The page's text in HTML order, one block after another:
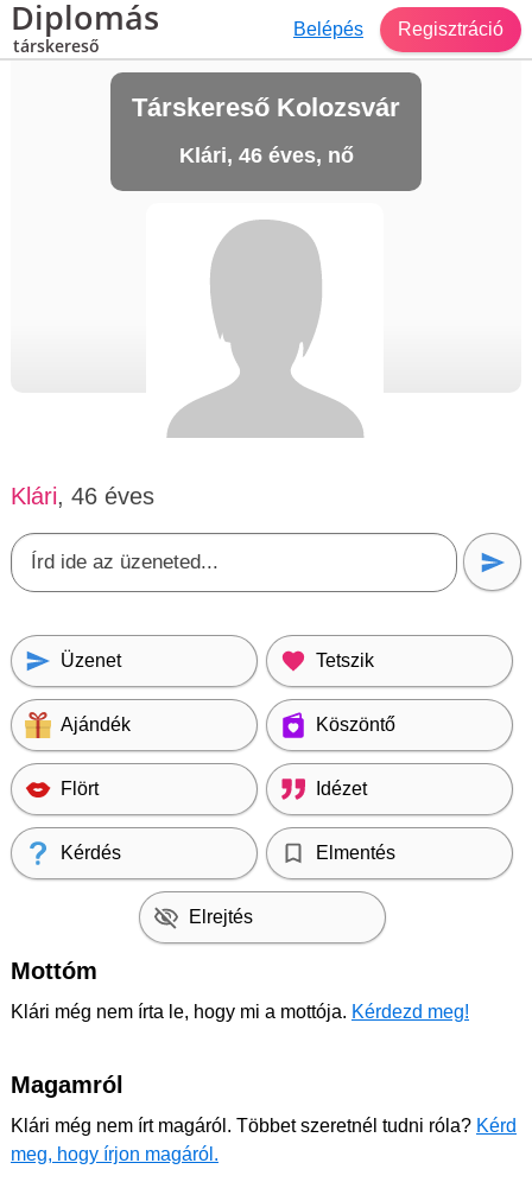
Diplomás
társkereső
Belépés Regisztráció
Társkereső Kolozsvár
Klári, 46 éves, nő
Klári, 46 éves
Üzenet Tetszik
Ajándék Köszöntő
Flört Idézet
Kérdés Elmentés
Elrejtés
Mottóm
Klári még nem írta le, hogy mi a mottója. Kérdezd meg!
Magamról
Klári még nem írt magáról. Többet szeretnél tudni róla? Kérd
meg, hogy írjon magáról.